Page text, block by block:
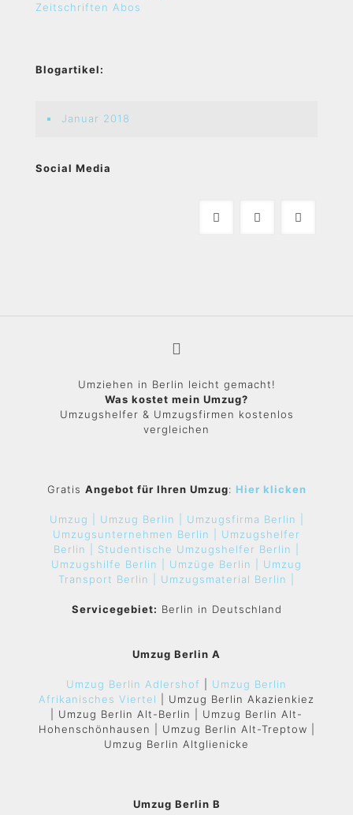
Zeitschriften Abos
Blogartikel:
Januar 2018
Social Media
Umziehen in Berlin leicht gemacht!
Was kostet mein Umzug?
Umzugshelfer & Umzugsfirmen kostenlos
vergleichen
Gratis Angebot für Ihren Umzug: Hier klicken
Umzug | Umzug Berlin |
Umzugsfirma Berlin |
Umzugsunternehmen Berlin | Umzugshelfer
Berlin | Studentische Umzugshelfer Berlin |
Umzugshilfe Berlin | Umzüge Berlin | Umzug
Transport Berlin | Umzugsmaterial Berlin |
Servicegebiet: Berlin in Deutschland
Umzug Berlin A
Umzug Berlin Adlershof
Umzug Berlin
Afrikanisches Viertel
| Umzug Berlin Akazienkiez
| Umzug Berlin Alt-Berlin | Umzug Berlin Alt-
Hohenschönhausen | Umzug Berlin Alt-Treptow |
Umzug Berlin Altglienicke
Umzug Berlin B